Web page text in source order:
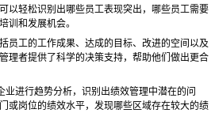
以轻松识别出哪些员工表现突出，哪些员工需要
训和发展机会。
员工的工作成果、达成的目标、改进的空间以及
理者提供了科学的决策支持，帮助他们做出更合
业进行趋势分析，识别出绩效管理中潜在的问
或岗位的绩效水平，发现哪些区域存在较大的绩